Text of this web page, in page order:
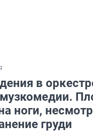
в
ноги,
груди